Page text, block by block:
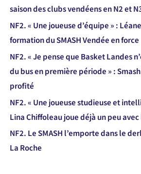
saison des clubs vendéens en N2 et
NF2. « Une joueuse d’équipe » :
formation du SMASH Vendée en force
NF2. « Je pense que Basket Landes
du bus en première période » :
profité
NF2. « Une joueuse studieuse et
Lina Chiffoleau joue déjà un peu avec
NF2. Le SMASH l’emporte dans le
La Roche